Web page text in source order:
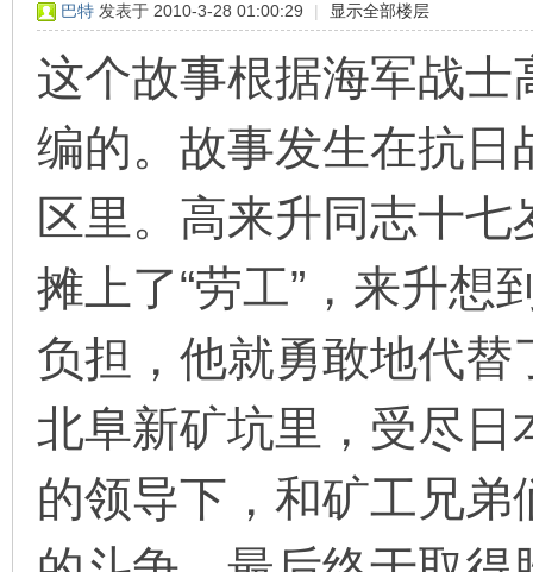
巴特 发表于 2010-3-28 01:00:29 | 显示全部楼层
这个故事根据海军战
编的。故事发生在抗
区里。高来升同志十
摊上了“劳工”，来升想
负担，他就勇敢地代
北阜新矿坑里，受尽
的领导下，和矿工兄